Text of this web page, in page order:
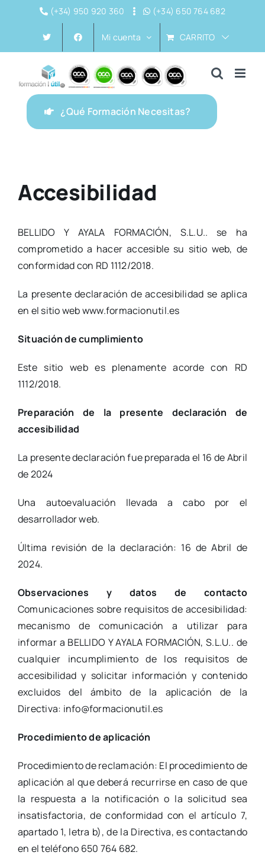
contenido
(+34) 950 920 360 (+34) 650 764 682
Mi cuenta CARRITO
¿Qué Formación Necesitas?
Accesibilidad
BELLIDO Y AYALA FORMACIÓN, S.L.U.. se ha
comprometido a hacer accesible su sitio web, de
conformidad con RD 1112/2018.
La presente declaración de accesibilidad se aplica
en el sitio web www.formacionutil.es
Situación de cumplimiento
Este sitio web es plenamente acorde con RD
1112/2018.
Preparación de la presente declaración de
accesibilidad
La presente declaración fue preparada el 16 de Abril
de 2024
Una autoevaluación llevada a cabo por el
desarrollador web.
Última revisión de la declaración: 16 de Abril de
2024.
Observaciones y datos de contacto
Comunicaciones sobre requisitos de accesibilidad:
mecanismo de comunicación a utilizar para
informar a BELLIDO Y AYALA FORMACIÓN, S.L.U.. de
cualquier incumplimiento de los requisitos de
accesibilidad y solicitar información y contenido
excluidos del ámbito de la aplicación de la
Directiva: info@formacionutil.es
Procedimiento de aplicación
Procedimiento de reclamación: El procedimiento de
aplicación al que deberá recurrirse en caso de que
la respuesta a la notificación o la solicitud sea
insatisfactoria, de conformidad con el artículo 7,
apartado 1, letra b), de la Directiva, es contactando
en el teléfono 650 764 682.